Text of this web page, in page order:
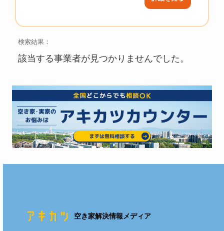
検索結果：
該当する事業者が見つかりませんでした。
空き家解決情報メディア